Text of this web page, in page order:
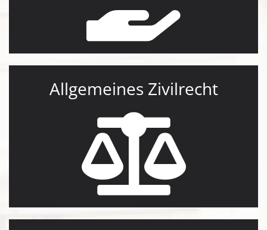
Allgemeines Zivilrecht